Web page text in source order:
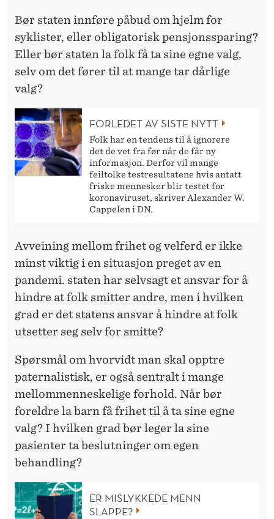
Bør staten innføre påbud om hjelm for
syklister, eller obligatorisk pensjonssparing?
Eller bør staten la folk få ta sine egne valg,
selv om det fører til at mange tar dårlige
valg?
FORLEDET AV SISTE NYTT
Folk har en tendens til å ignorere
det de vet fra før når de får ny
informasjon. Derfor vil mange
feiltolke testresultatene hvis antatt
friske mennesker blir testet for
koronaviruset, skriver Alexander W.
Cappelen i DN.
Avveining mellom frihet og velferd er ikke
minst viktig i en situasjon preget av en
pandemi. staten har selvsagt et ansvar for å
hindre at folk smitter andre, men i hvilken
grad er det statens ansvar å hindre at folk
utsetter seg selv for smitte?
Spørsmål om hvorvidt man skal opptre
paternalistisk, er også sentralt i mange
mellommenneskelige forhold. Når bør
foreldre la barn få frihet til å ta sine egne
valg? I hvilken grad bør leger la sine
pasienter ta beslutninger om egen
behandling?
ER MISLYKKEDE MENN
SLAPPE?